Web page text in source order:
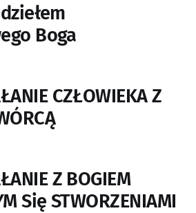
Boga
CZŁOWIEKA Z
Z BOGIEM
Się STWORZENIAMI